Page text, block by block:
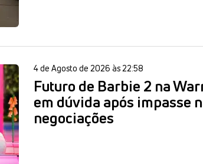
4 de Agosto de 2026 às 22:58
Futuro de Barbie 2 na
em dúvida após impasse
negociações